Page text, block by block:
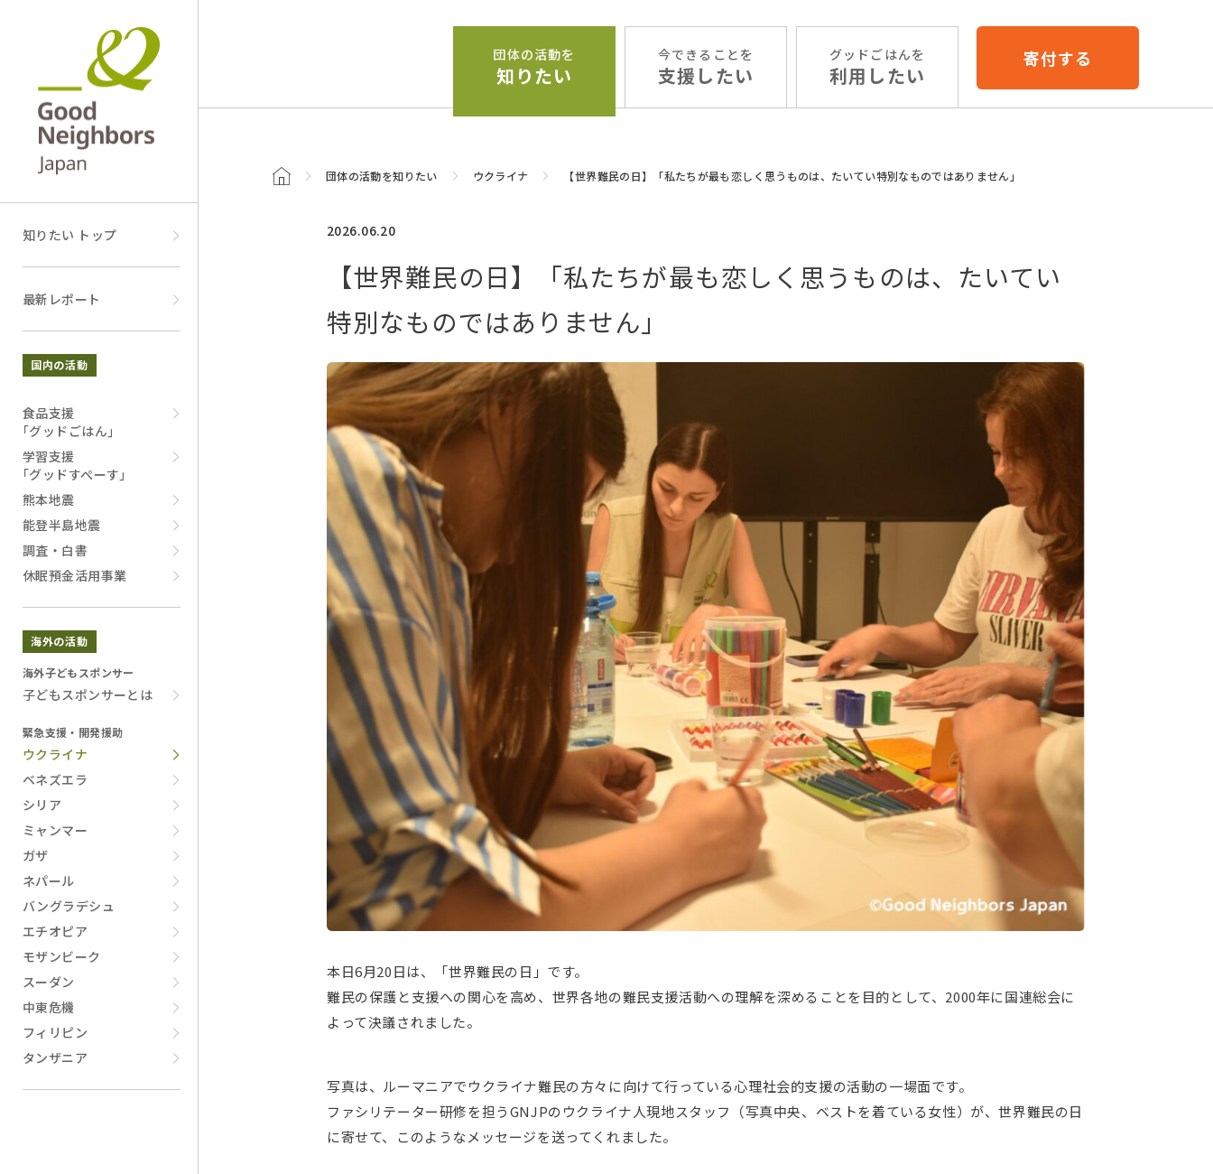
団体の活動を
知りたい
今できることを
支援したい
グッドごはんを
利用したい
寄付する
トップページ団体の活動を知りたい ウクライナ 【世界難民の日】「私たちが最も恋しく思うものは、たいてい特別なものではありません」
2026.06.20
【世界難民の日】「私たちが最も恋しく思うものは、たいてい
特別なものではありません」
本日6月20日は、「世界難民の日」です。
難民の保護と支援への関心を高め、世界各地の難民支援活動への理解を深めることを目的として、2000年に国連総会に
よって決議されました。
写真は、ルーマニアでウクライナ難民の方々に向けて行っている心理社会的支援の活動の一場面です。
ファシリテーター研修を担うGNJPのウクライナ人現地スタッフ（写真中央、ベストを着ている女性）が、世界難民の日
に寄せて、このようなメッセージを送ってくれました。
知りたい トップ
最新レポート
国内の活動
食品支援
｢グッドごはん｣
学習支援
｢グッドすぺーす｣
熊本地震
能登半島地震
調査・白書
休眠預金活用事業
海外の活動
海外子どもスポンサー
子どもスポンサーとは
緊急支援・開発援助
ウクライナ
ベネズエラ
シリア
ミャンマー
ガザ
ネパール
バングラデシュ
エチオピア
モザンビーク
スーダン
中東危機
フィリピン
タンザニア